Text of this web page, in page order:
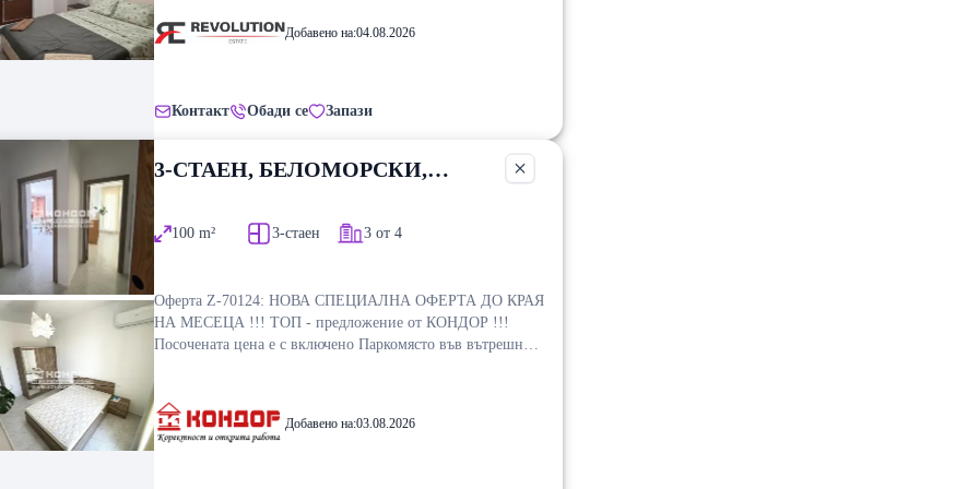
на посочения телефон.
Добавено на:04.08.2026
Контакт Обади се Запази
3-СТАЕН, БЕЛОМОРСКИ,
100 m² 3-стаен 3 от 4
Оферта Z-70124: НОВА СПЕЦИАЛНА ОФЕРТА ДО КРАЯ
НА МЕСЕЦА !!! ТОП - предложение от КОНДОР !!!
Посочената цена е с включено Паркомясто във вътрешния
Тристаен напълно Завършен и Обзаведен Апартамент в
един от най - добре изпълнените жилищни комплекси на
кв. Беломорски. Жилището се състои от просторна и
слънчева югоизточна дневна с трапезария и кухненска
Добавено на:03.08.2026